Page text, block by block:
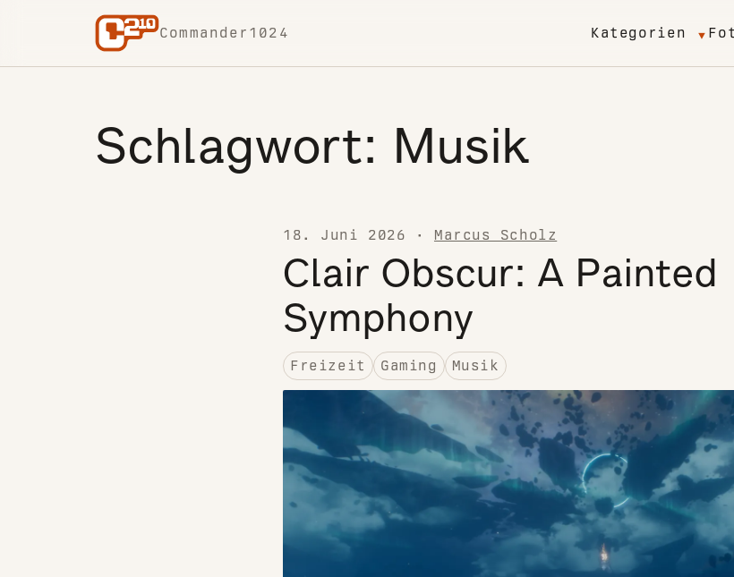
Skip to content
Commander1024 Kategorien
Schlagwort: Musik
18. Juni 2026 · Marcus Scholz
Clair Obscur: A Painted
Symphony
Freizeit Gaming Musik